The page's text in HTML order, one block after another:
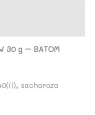
30 g – BATOM
sacharoza